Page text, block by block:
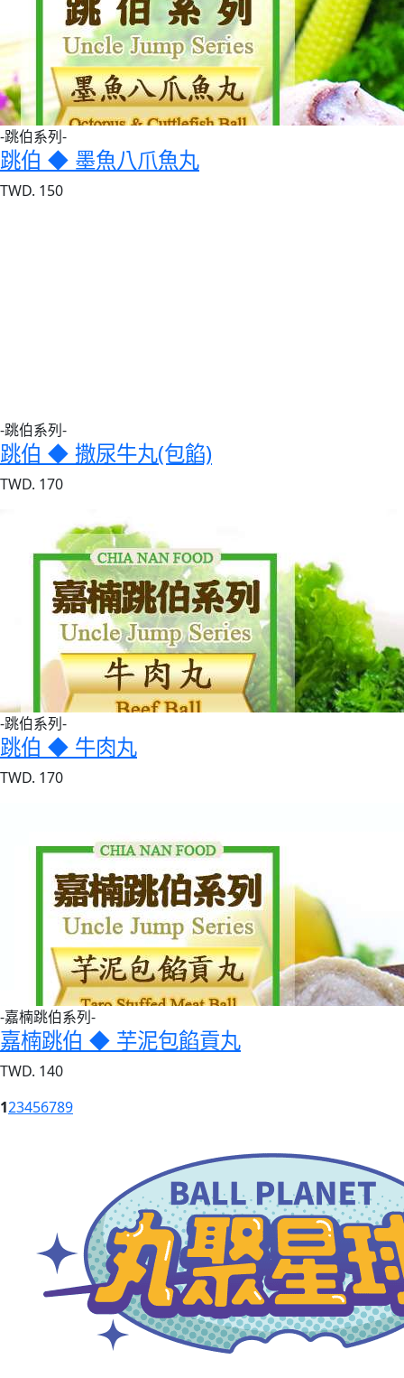
-跳伯系列-
跳伯 ◆ 墨魚八爪魚丸
TWD. 150
-跳伯系列-
跳伯 ◆ 撒尿牛丸(包餡)
TWD. 170
-跳伯系列-
跳伯 ◆ 牛肉丸
TWD. 170
-嘉楠跳伯系列-
嘉楠跳伯 ◆ 芋泥包餡貢丸
TWD. 140
123456789